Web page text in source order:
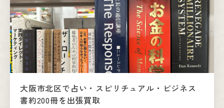
大阪市北区で占い・スピリチュアル・ビジネス
書約200冊を出張買取